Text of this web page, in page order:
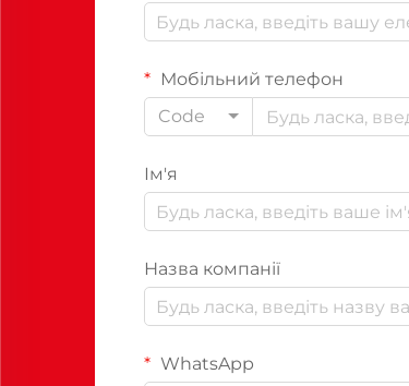
Мобільний телефон
Code
Ім'я
Назва компанії
WhatsApp